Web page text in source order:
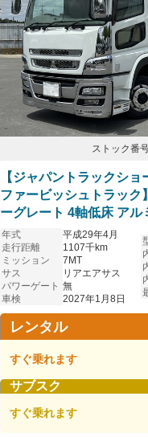
ストック番
【ジャパントラックシ
ファービッシュトラック
ーグレート 4軸低床 アル
デー塗装仕上げ済 アラウ
載 ハイルーフ リアエア
ミホイール 車検付
年式
平成29年4月
走行距離
1107千km
ミッション
7MT
サス
リアエアサス
パワーゲート 無
車検
2027年1月8日
レンタル
すぐ乗れます
サブスク
すぐ乗れます